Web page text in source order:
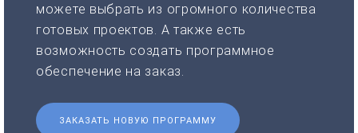
можете выбрать из огромного количества
готовых проектов. А также есть
возможность создать программное
обеспечение на заказ.
ЗАКАЗАТЬ НОВУЮ ПРОГРАММУ